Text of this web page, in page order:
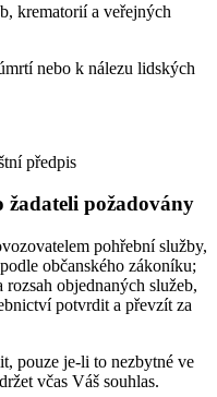
krematorií a veřejných
nebo k nálezu lidských
předpis
žadateli požadovány
pohřební služby,
občanského zákoníku;
objednaných služeb,
potvrdit a převzít za
pouze je-li to nezbytné ve
včas Váš souhlas.